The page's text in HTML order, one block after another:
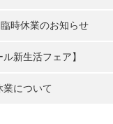
時休業のお知らせ
ル新生活フェア】
について